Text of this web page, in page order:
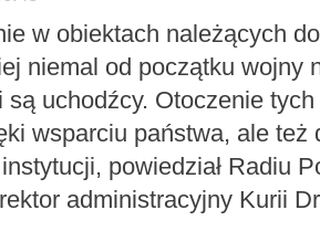
w obiektach należących
niemal od początku wojny
są uchodźcy. Otoczenie
wsparciu państwa, ale też
powiedział Radiu
administracyjny Kurii